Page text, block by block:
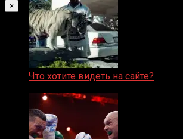
Что хотите видеть на сайте?
×